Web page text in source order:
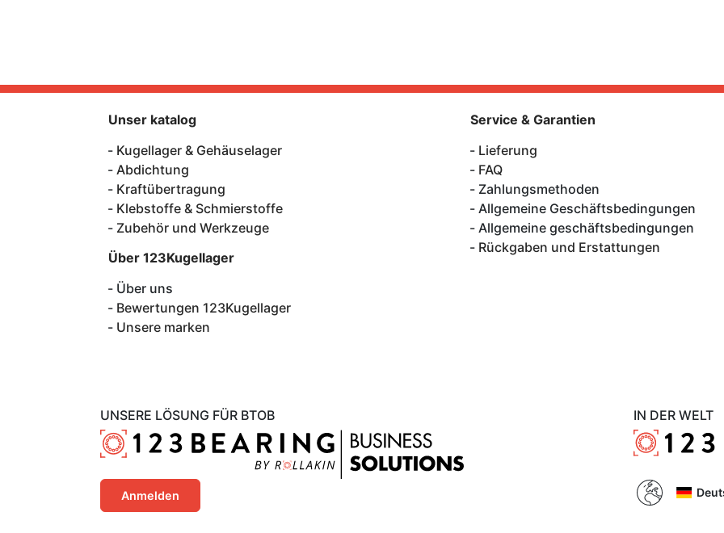
UNSERE LÖSUNG FÜR BTOB
Anmelden
Unser katalog
Kugellager & Gehäuselager
Abdichtung
Kraftübertragung
Klebstoffe & Schmierstoffe
Zubehör und Werkzeuge
Über 123Kugellager
Über uns
Bewertungen 123Kugellager
Unsere marken
Service & Garantien
Lieferung
FAQ
Zahlungsmethoden
Allgemeine Geschäftsbedingungen
Allgemeine geschäftsbedingungen
Rückgaben und Erstattungen
IN DER WELT